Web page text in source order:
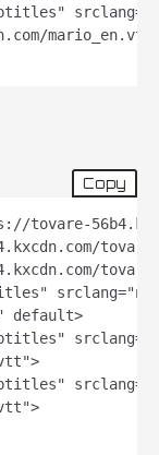
Copy
tovare-
default>